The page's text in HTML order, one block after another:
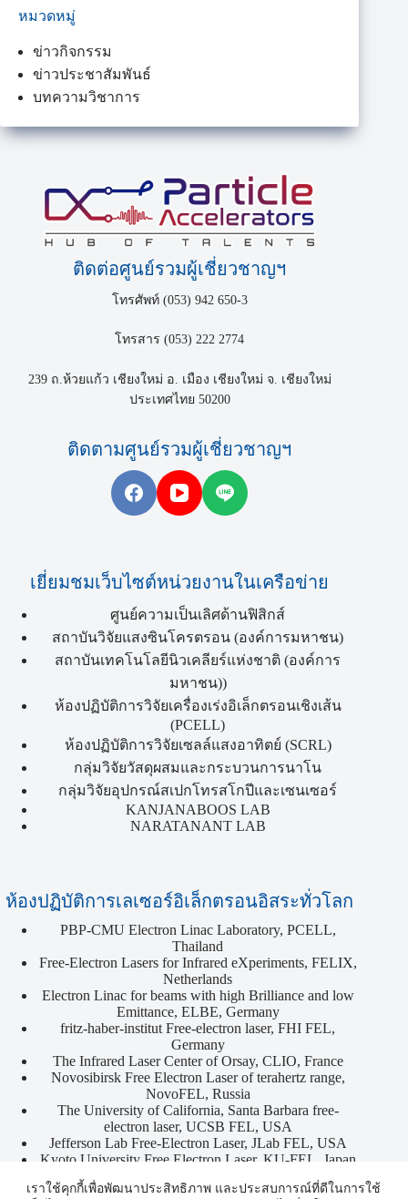
เราใช้คุกกี้เพื่อพัฒนาประสิทธิภาพ และประสบการณ์ที่ดีในการใช้
หมวดหมู่
ข่าวกิจกรรม
ข่าวประชาสัมพันธ์
บทความวิชาการ
ติดต่อศูนย์รวมผู้เชี่ยวชาญฯ
โทรศัพท์ (053) 942 650-3
โทรสาร (053) 222 2774
239 ถ.ห้วยแก้ว เชียงใหม่ อ. เมือง เชียงใหม่ จ. เชียงใหม่
ประเทศไทย 50200
ติดตามศูนย์รวมผู้เชี่ยวชาญฯ
เยี่ยมชมเว็บไซต์หน่วยงานในเครือข่าย
ศูนย์ความเป็นเลิศด้านฟิสิกส์
สถาบันวิจัยแสงซินโครตรอน (องค์การมหาชน)
สถาบันเทคโนโลยีนิวเคลียร์แห่งชาติ (องค์การ
มหาชน))
ห้องปฏิบัติการวิจัยเครื่องเร่งอิเล็กตรอนเชิงเส้น
(PCELL)
ห้องปฏิบัติการวิจัยเซลล์แสงอาทิตย์ (SCRL)
กลุ่มวิจัยวัสดุผสมและกระบวนการนาโน
กลุ่มวิจัยอุปกรณ์สเปกโทรสโกปีและเซนเซอร์
KANJANABOOS LAB
NARATANANT LAB
ห้องปฏิบัติการเลเซอร์อิเล็กตรอนอิสระทั่วโลก
PBP-CMU Electron Linac Laboratory, PCELL,
Thailand
Free-Electron Lasers for Infrared eXperiments, FELIX,
Netherlands
Electron Linac for beams with high Brilliance and low
Emittance, ELBE, Germany
fritz-haber-institut Free-electron laser, FHI FEL,
Germany
The Infrared Laser Center of Orsay, CLIO, France
Novosibirsk Free Electron Laser of terahertz range,
NovoFEL, Russia
The University of California, Santa Barbara free-
electron laser, UCSB FEL, USA
Jefferson Lab Free-Electron Laser, JLab FEL, USA
Kyoto University Free Electron Laser, KU-FEL, Japan
Copyright © 2026 - ศูนย์รวมผู้เชี่ยวชาญด้านเครื่องเร่ง